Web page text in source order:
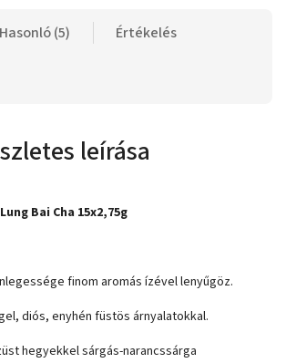
Hasonló (5) Értékelés
leírása
Bai Cha 15x2,75g
finom aromás ízével lenyűgöz.
diós, enyhén füstös árnyalatokkal.
hegyekkel sárgás-narancssárga